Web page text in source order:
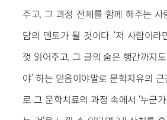
주고, 그 과정 전체를 함께 해주는 사
담의 멘토가 될 것이다. ‘저 사람이라
껏 읽어주고, 그 글의 숨은 행간까지
야’ 하는 믿음이야말로 문학치유의
로 그 문학치료의 과정 속에서 ‘누군